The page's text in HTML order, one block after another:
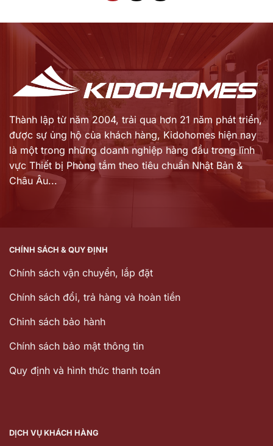
Thành lập từ năm 2004, trải qua hơn 21 năm phát triển,
được sự ủng hộ của khách hàng, Kidohomes hiện nay
là một trong những doanh nghiệp hàng đầu trong lĩnh
vực Thiết bị Phòng tắm theo tiêu chuẩn Nhật Bản &
Châu Âu...
CHÍNH SÁCH & QUY ĐỊNH
Chính sách vận chuyển, lắp đặt
Chính sách đổi, trả hàng và hoàn tiền
Chinh sách bảo hành
Chính sách bảo mật thông tin
Quy định và hình thức thanh toán
DỊCH VỤ KHÁCH HÀNG